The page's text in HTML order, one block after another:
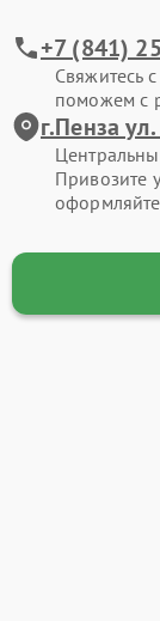
+7 (841)
Свяжитесь
поможем с
г.Пенза
Привозите